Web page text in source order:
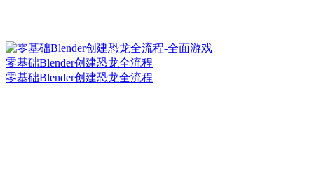
零基础Blender创建恐龙全流程
零基础Blender创建恐龙全流程